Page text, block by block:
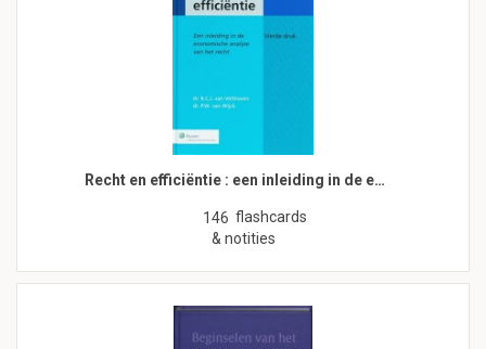
Recht en efficiëntie : een inleiding in de e…
146 flashcards
& notities